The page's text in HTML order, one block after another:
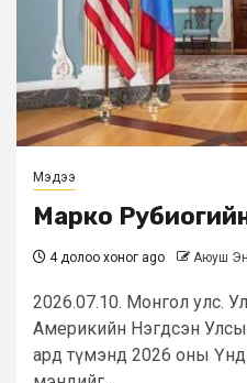
Мэдээ
Марко
4 долоо хоног ago Аюуш
2026.07.10. Монгол улс.
Америкийн Нэгдсэн
ард түмэнд 2026 оны